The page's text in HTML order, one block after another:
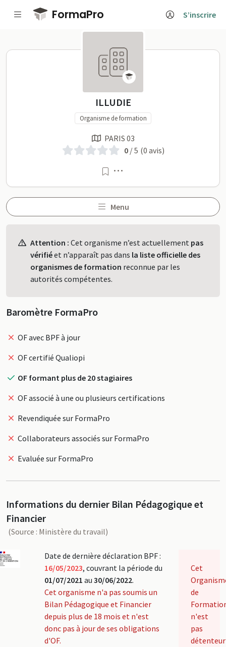
Passer au contenu principal
FormaPro S’inscrire
ILLUDIE sur FormaPro
ILLUDIE
Organisme de formation
PARIS 03
0/ 5 (0 avis)
Menu
Attention : Cet organisme n’est actuellement pas
vérifiéet n’apparaît pas dans la liste officielle des
organismes de formation reconnue par les
autorités compétentes.
Baromètre FormaPro
OF avec BPF à jour
OF certifié Qualiopi
OF formant plus de 20 stagiaires
OF associé à une ou plusieurs certifications
Revendiquée sur FormaPro
Collaborateurs associés sur FormaPro
Evaluée sur FormaPro
Informations du dernier Bilan Pédagogique et
Financier
(Source : Ministère du travail)
Date de dernière déclaration BPF :
16/05/2023, couvrant la période du
01/07/2021 au 30/06/2022.
Cet organisme n'a pas soumis un
Bilan Pédagogique et Financier
depuis plus de 18 mois et n'est
donc pas à jour de ses obligations
d'OF.
Cet
de
n'est
pas
détenteur